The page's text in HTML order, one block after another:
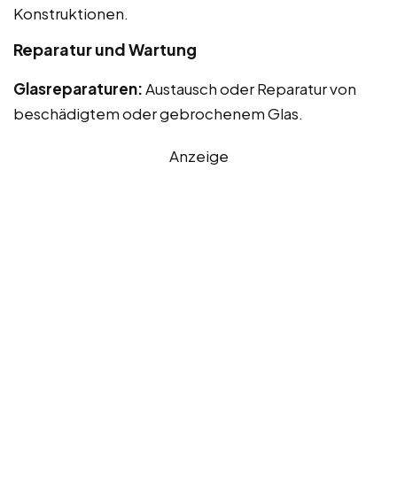
Konstruktionen.
Reparatur und Wartung
Glasreparaturen:Austausch oder Reparatur von
beschädigtem oder gebrochenem Glas.
Anzeige